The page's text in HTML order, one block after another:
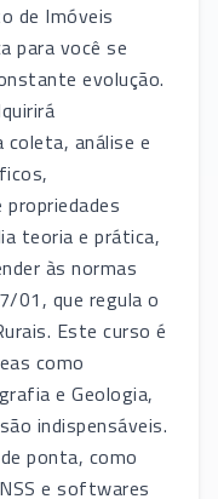
de Imóveis
para você se
evolução.
coleta, análise e
teoria e prática,
às normas
01, que regula o
Este curso é
como
e Geologia,
indispensáveis.
ponta, como
e softwares